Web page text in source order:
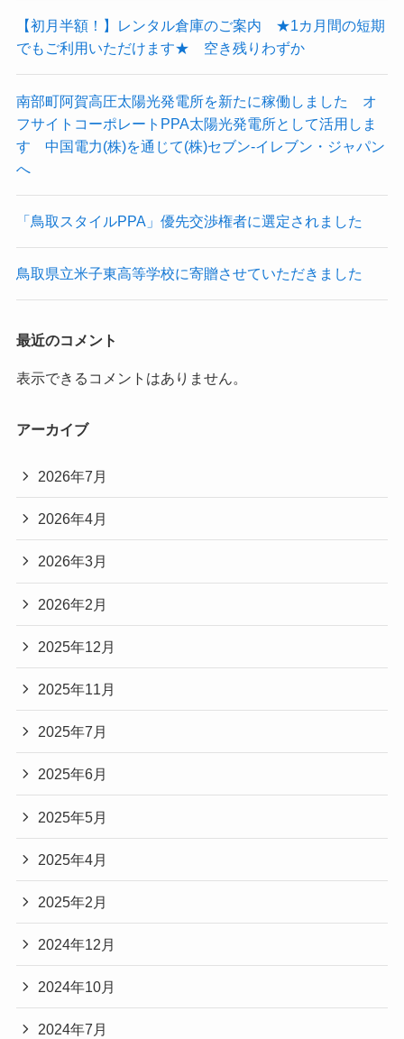
【初月半額！】レンタル倉庫のご案内 ★1カ月間の短期
でもご利用いただけます★ 空き残りわずか
南部町阿賀高圧太陽光発電所を新たに稼働しました オ
フサイトコーポレートPPA太陽光発電所として活用しま
す 中国電力(株)を通じて(株)セブン-イレブン・ジャパン
へ
「鳥取スタイルPPA」優先交渉権者に選定されました
鳥取県立米子東高等学校に寄贈させていただきました
最近のコメント
表示できるコメントはありません。
アーカイブ
2026年7月
2026年4月
2026年3月
2026年2月
2025年12月
2025年11月
2025年7月
2025年6月
2025年5月
2025年4月
2025年2月
2024年12月
2024年10月
2024年7月